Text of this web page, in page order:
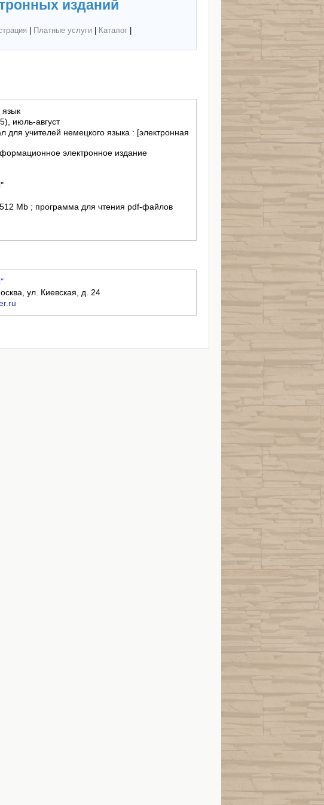
изданий
Платные услуги| Каталог|
июль-август
для учителей немецкого языка : [электронная
электронное издание
Mb ; программа для чтения pdf-файлов
ул. Киевская, д. 24